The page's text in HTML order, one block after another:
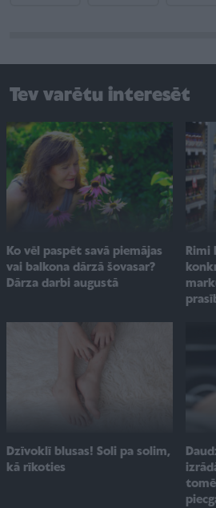
Tev varētu interesēt
Ko vēl paspēt savā piemājas
vai balkona dārzā šovasar?
Dārza darbi augustā
Rimi
Dzīvoklī blusas! Soli pa solim,
kā rīkoties